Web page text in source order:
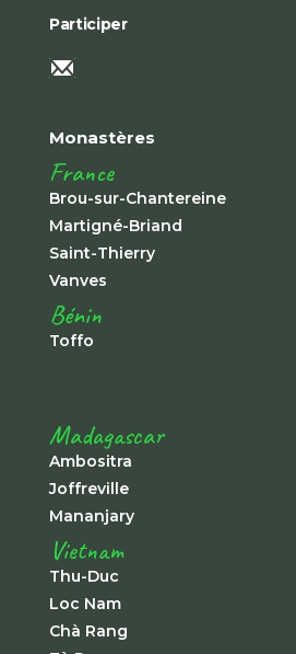
Participer
Monastères
France
Brou-sur-Chantereine
Martigné-Briand
Saint-Thierry
Vanves
Bénin
Toffo
Madagascar
Ambositra
Joffreville
Mananjary
Vietnam
Thu-Duc
Loc Nam
Chà Rang